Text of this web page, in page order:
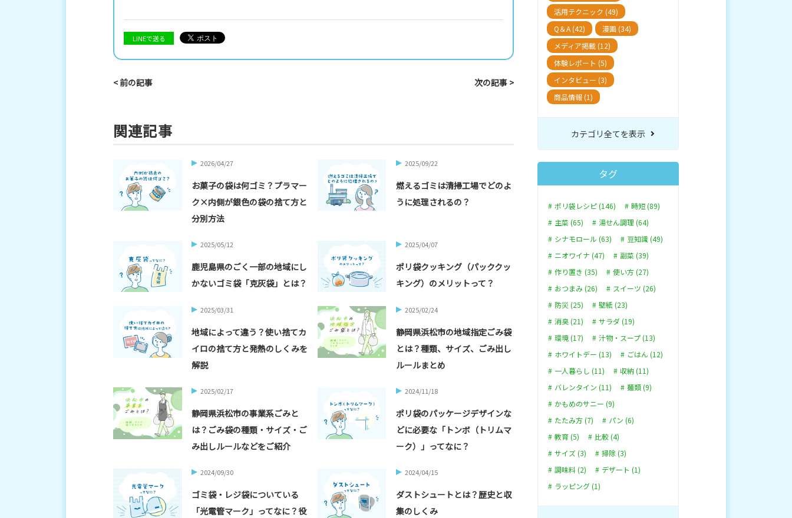
LINEで送る
< 前の記事 次の記事 >
関連記事
2026/04/27
お菓子の袋は何ゴミ？プラマー
ク×内側が銀色の袋の捨て方と
分別方法
2025/09/22
燃えるゴミは清掃工場でどのよ
うに処理されるの？
2025/05/12
鹿児島県のごく一部の地域にし
かないゴミ袋「克灰袋」とは？
2025/04/07
ポリ袋クッキング（パッククッ
キング）のメリットって？
2025/03/31
地域によって違う？使い捨てカ
イロの捨て方と発熱のしくみを
解説
2025/02/24
静岡県浜松市の地域指定ごみ袋
とは？種類、サイズ、ごみ出し
ルールまとめ
2025/02/17
静岡県浜松市の事業系ごみと
は？ごみ袋の種類・サイズ・ご
み出しルールなどをご紹介
2024/11/18
ポリ袋のパッケージデザインな
どに必要な「トンボ（トリムマ
ーク）」ってなに？
2024/09/30
ゴミ袋・レジ袋についている
「光電管マーク」ってなに？役
2024/04/15
ダストシュートとは？歴史と収
集のしくみ
活用テクニック (49)
Q＆A (42)
漫画 (34)
メディア掲載 (12)
体験レポート (5)
インタビュー (3)
商品情報 (1)
カテゴリ全てを表示
タグ
ポリ袋レシピ (146)
時短 (89)
主菜 (65)
湯せん調理 (64)
シナモロール (63)
豆知識 (49)
ニオワイナ (47)
副菜 (39)
作り置き (35)
使い方 (27)
おつまみ (26)
スイーツ (26)
防災 (25)
壁紙 (23)
消臭 (21)
サラダ (19)
環境 (17)
汁物・スープ (13)
ホワイトデー (13)
ごはん (12)
一人暮らし (11)
収納 (11)
バレンタイン (11)
麺類 (9)
かもめのサニー (9)
たたみ方 (7)
パン (6)
教育 (5)
比較 (4)
サイズ (3)
掃除 (3)
調味料 (2)
デザート (1)
ラッピング (1)